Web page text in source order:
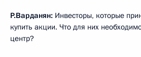
Р.Варданян: Инвесторы, которые
купить акции. Что для них
центр?